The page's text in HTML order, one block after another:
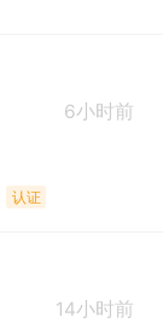
6小时前
认证
14小时前